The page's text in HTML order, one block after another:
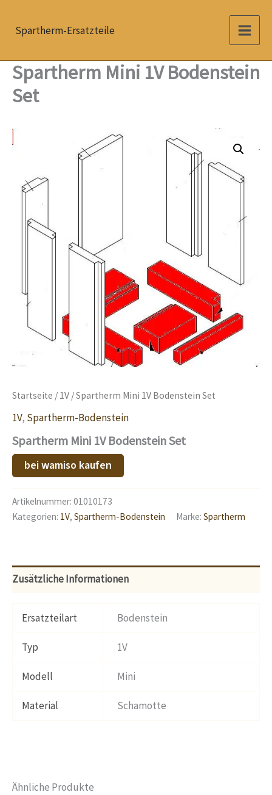
InhaltSpartherm-Ersatzteile
Spartherm Mini 1V Bodenstein
Set
Startseite / 1V / Spartherm Mini 1V Bodenstein Set
1V, Spartherm-Bodenstein
Spartherm Mini 1V Bodenstein Set
bei wamiso kaufen
Artikelnummer: 01010173
Kategorien: 1V, Spartherm-Bodenstein Marke: Spartherm
Zusätzliche Informationen
Ersatzteilart Bodenstein
Typ 1V
Modell Mini
Material Schamotte
Ähnliche Produkte